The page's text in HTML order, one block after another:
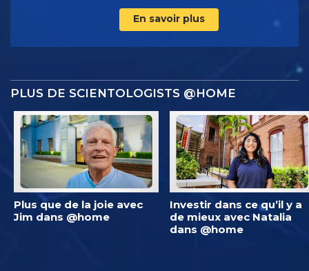
En savoir plus
PLUS DE SCIENTOLOGISTS @HOME
Plus que de la joie avec
Jim dans @home
Investir dans ce qu’il y a
de mieux avec Natalia
dans @home